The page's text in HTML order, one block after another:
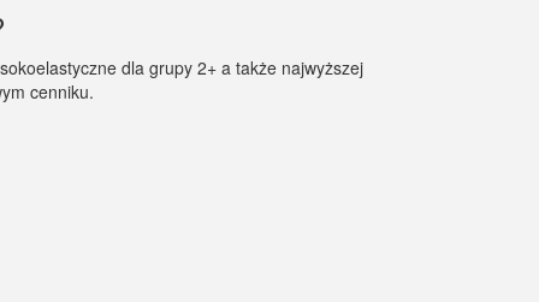
dla grupy 2+ a także najwyższej
cenniku.